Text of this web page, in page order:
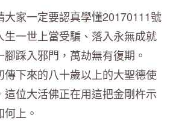
大家一定要認真學懂20170111號
生一世上當受騙、落入永無成就
踩入邪門，萬劫無有復期。
傳下來的八十歲以上的大聖德使
這位大活佛正在用這把金剛杵示
上。